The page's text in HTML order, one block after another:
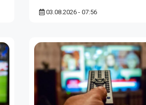
03.08.2026 - 07:56